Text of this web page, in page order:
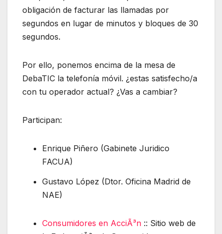
obligación de facturar las llamadas por
segundos en lugar de minutos y bloques de 30
segundos.
Por ello, ponemos encima de la mesa de
DebaTIC la telefonía móvil. ¿estas satisfecho/a
con tu operador actual? ¿Vas a cambiar?
Participan:
Enrique Piñero (Gabinete Juridico
FACUA)
Gustavo López (Dtor. Oficina Madrid de
NAE)
Consumidores en AcciÃ³n :: Sitio web de